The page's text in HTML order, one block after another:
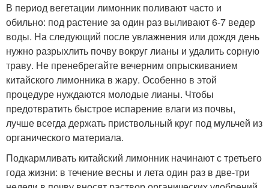
В период вегетации лимонник поливают часто и
обильно: под растение за один раз выливают 6-7 ведер
воды. На следующий после увлажнения или дождя день
нужно разрыхлить почву вокруг лианы и удалить сорную
траву. Не пренебрегайте вечерним опрыскиванием
китайского лимонника в жару. Особенно в этой
процедуре нуждаются молодые лианы. Чтобы
предотвратить быстрое испарение влаги из почвы,
лучше всегда держать приствольный круг под мульчей из
органического материала.
Подкармливать китайский лимонник начинают с третьего
года жизни: в течение весны и лета один раз в две-три